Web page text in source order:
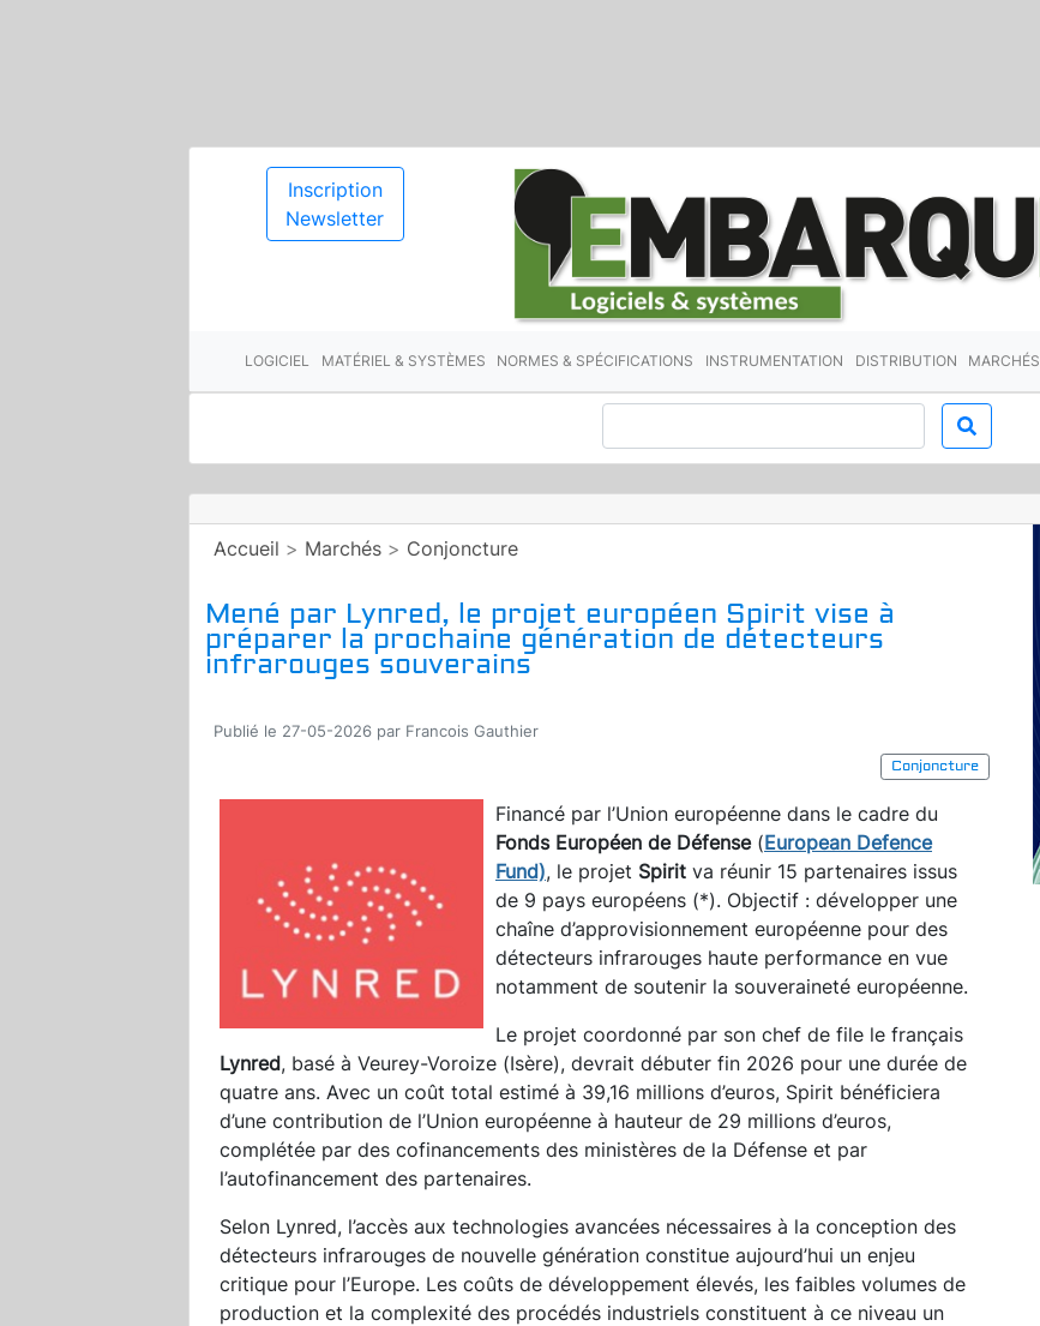
Inscription
Newsletter
LOGICIEL MATÉRIEL & SYSTÈMES NORMES & SPÉCIFICATIONS INSTRUMENTATION DISTRIBUTION MARCHÉS
Accueil > Marchés > Conjoncture
Mené par Lynred, le projet européen Spirit vise à
préparer la prochaine génération de détecteurs
infrarouges souverains
Publié le 27-05-2026 par Francois Gauthier
Conjoncture
Financé par l’Union européenne dans le cadre du
Fonds Européen de Défense(European Defence
Fund), le projet Spirit va réunir 15 partenaires issus
de 9 pays européens (*). Objectif : développer une
chaîne d’approvisionnement européenne pour des
détecteurs infrarouges haute performance en vue
notamment de soutenir la souveraineté européenne.
Le projet coordonné par son chef de file le français
Lynred, basé à Veurey-Voroize (Isère), devrait débuter fin 2026 pour une durée de
quatre ans. Avec un coût total estimé à 39,16 millions d’euros, Spirit bénéficiera
d’une contribution de l’Union européenne à hauteur de 29 millions d’euros,
complétée par des cofinancements des ministères de la Défense et par
l’autofinancement des partenaires.
Selon Lynred, l’accès aux technologies avancées nécessaires à la conception des
détecteurs infrarouges de nouvelle génération constitue aujourd’hui un enjeu
critique pour l’Europe. Les coûts de développement élevés, les faibles volumes de
production et la complexité des procédés industriels constituent à ce niveau un